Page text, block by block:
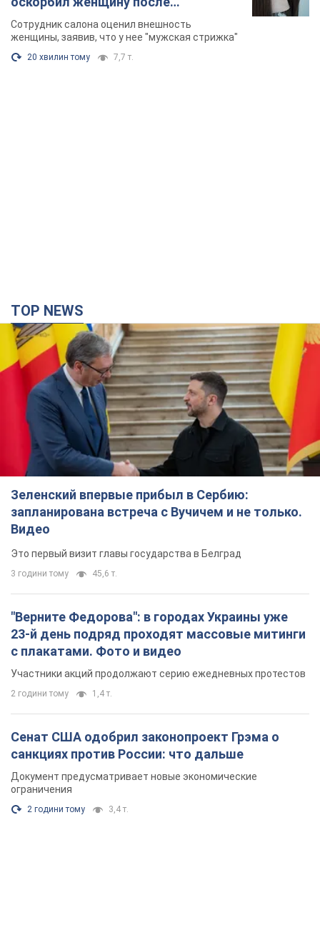
химиотерапии, разгорелся скандал.
Фото
Сотрудник салона оценил внешность
женщины, заявив, что у нее "мужская стрижка"
20 хвилин тому 7,7 т.
TOP NEWS
Зеленский впервые прибыл в Сербию:
запланирована встреча с Вучичем и не только.
Видео
Это первый визит главы государства в Белград
3 години тому 45,6 т.
"Верните Федорова": в городах Украины уже
23-й день подряд проходят массовые митинги
с плакатами. Фото и видео
Участники акций продолжают серию ежедневных протестов
2 години тому 1,4 т.
Сенат США одобрил законопроект Грэма о
санкциях против России: что дальше
Документ предусматривает новые экономические
ограничения
2 години тому 3,4 т.